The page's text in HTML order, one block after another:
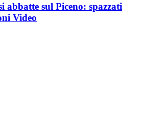
abbatte sul Piceno: spazzati
Video